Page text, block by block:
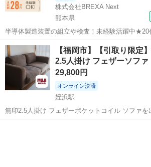
株式会社BREXA Next
熊本県
半導体製造装置の組立や検査！未経験活躍中★20
中★ワンルーム寮完備！赴任旅費会社負担！マイ
車場あり！正社員登用あり！《熊本県菊池郡大津町》 人気の工
仕事 ◇半導体製造装置の組立...
熊本 その他
【福岡市】【引取り限定
2.5人掛け フェザーソファ
29,800円
オンライン決済
姪浜駅
無印2.5人掛け フェザーポケットコイル ソファを
2月に新品購入したばかりのため比較的美品です